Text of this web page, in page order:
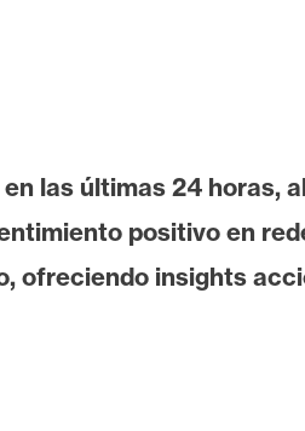
las últimas 24 horas,
positivo en
ofreciendo insights